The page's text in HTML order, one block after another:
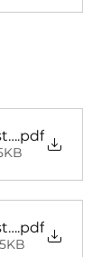
Form
.pdf
Plan
.pdf